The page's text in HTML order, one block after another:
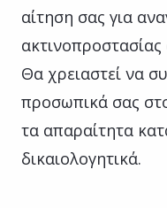
αίτηση σας για
Θα χρειαστεί να
προσωπικά σας
τα απαραίτητα
δικαιολογητικά.